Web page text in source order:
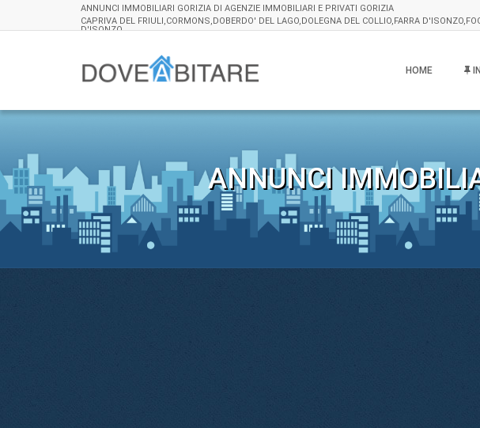
ANNUNCI IMMOBILIARI GORIZIA DI AGENZIE IMMOBILIARI E PRIVATI GORIZIA
CAPRIVA DEL FRIULI,CORMONS,DOBERDO' DEL LAGO,DOLEGNA DEL COLLIO,FARRA
D'ISONZO
HOME
ANNUNCI